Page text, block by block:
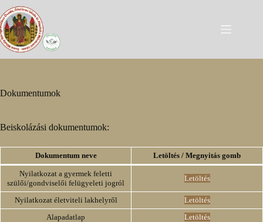
Skip
to
content
Dokumentumok
Beiskolázási dokumentumok:
Dokumentum neve Letöltés / Megnyitás gomb
Nyilatkozat a gyermek feletti
szülői/gondviselői felügyeleti jogról
Letöltés
Nyilatkozat életviteli lakhelyről
Letöltés
Alapadatlap
Letöltés